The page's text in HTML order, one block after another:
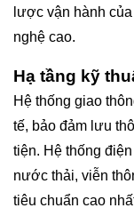
lược vận hành
nghệ cao.
Hạ tầng kỹ
Hệ thống giao
tế, bảo đảm lưu
tiện. Hệ thống
nước thải, viễn
tiêu chuẩn cao